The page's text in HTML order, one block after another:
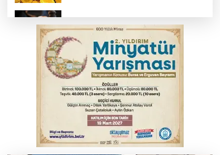
Yargıtay’dan primle çalışanlara müjde
Bursa’da bugün hava nasıl olacak?
Osmangazi’de iş arayanlara destek
TOFAŞ Basketbol'da sağlık kontrolleri
başladı